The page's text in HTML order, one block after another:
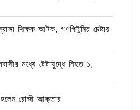
শিক্ষক আটক, গণপিটুনির চেষ্টায়
মধ্যে টেটাযুদ্ধে নিহত ১,
রোজী আক্তার